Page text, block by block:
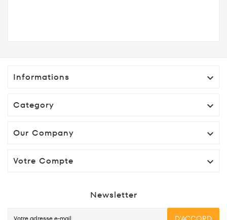
Informations 
Category 
Our Company 
Votre Compte 
Newsletter